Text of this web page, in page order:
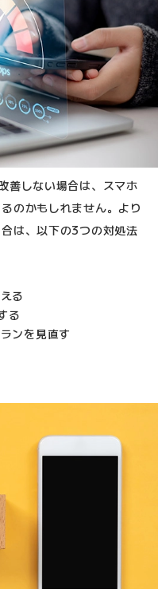
善しない場合は、スマホ
のかもしれません。より
は、以下の3つの対処法
る
る
ンを見直す